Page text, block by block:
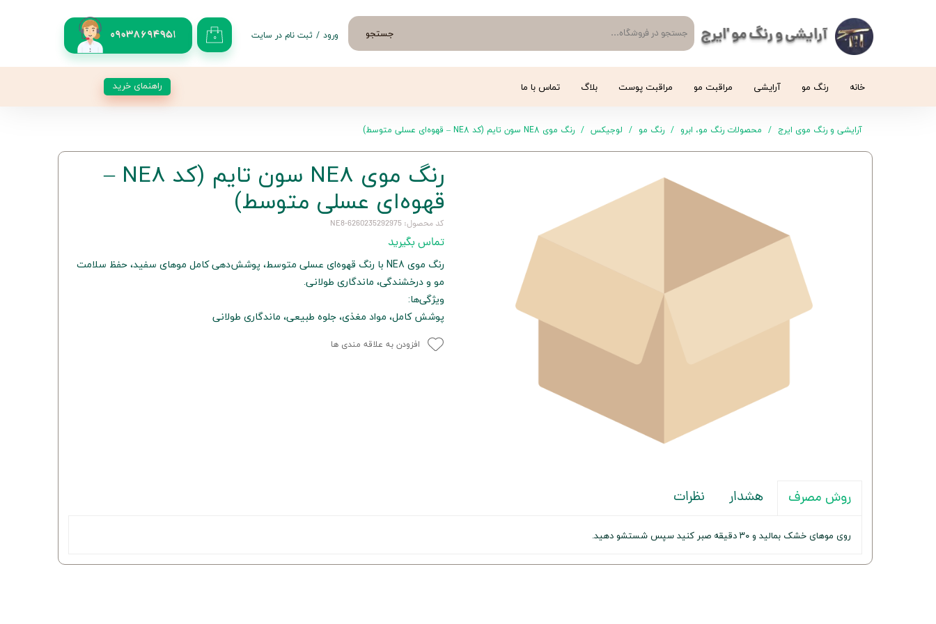
آرایشی و رنگ مو 'ایرج 09038694951 جستجو ۰ ورود / ثبت نام در سایت
خانه رنگ مو آرایشی مراقبت مو مراقبت پوست بلاگ تماس با ما راهنمای خرید
آرایشی و رنگ موی ایرج محصولات رنگ مو، ابرو رنگ مو لوجیکس رنگ موی NE8 سون تایم (کد NE8 – قهوه‌ای عسلی متوسط)
رنگ موی NE8 سون تایم (کد NE8 –
قهوه‌ای عسلی متوسط)
کد محصول: 6260235292975-NE8
تماس بگیرید
رنگ موی NE8 با رنگ قهوه‌ای عسلی متوسط، پوشش‌دهی کامل موهای سفید، حفظ سلامت
مو و درخشندگی، ماندگاری طولانی.
ویژگی‌ها:
پوشش کامل، مواد مغذی، جلوه طبیعی، ماندگاری طولانی
افزودن به علاقه مندی ها
روش مصرف هشدار نظرات
روی موهای خشک بمالید و ۳۰ دقیقه صبر کنید سپس شستشو دهید.